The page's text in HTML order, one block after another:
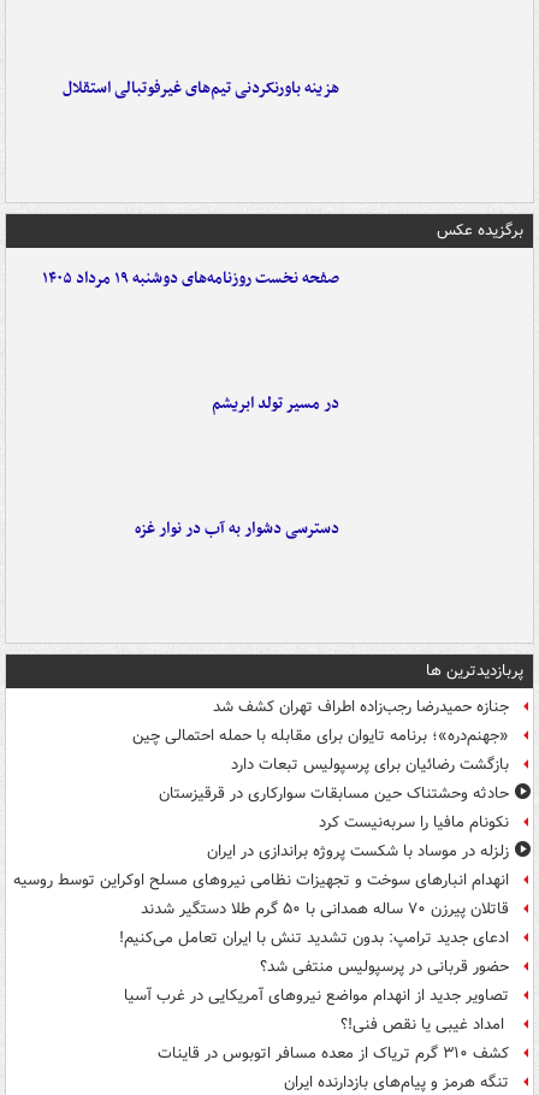
هزینه باورنکردنی تیم‌های غیرفوتبالی استقلال
برگزیده عکس
صفحه نخست روزنامه‌های دوشنبه ۱۹ مرداد ۱۴۰۵
در مسیر تولد ابریشم
دسترسی دشوار به آب در نوار غزه
پربازدیدترین ها
جنازه حمیدرضا رجب‌زاده اطراف تهران کشف شد
«جهنم‌دره»؛ برنامه تایوان برای مقابله با حمله احتمالی چین
بازگشت رضائیان برای پرسپولیس تبعات دارد
حادثه وحشتناک حین مسابقات سوارکاری در قرقیزستان
نکونام مافیا را سربه‌نیست کرد
زلزله در موساد با شکست پروژه براندازی در ایران
انهدام انبارهای سوخت و تجهیزات نظامی نیروهای مسلح اوکراین توسط روسیه
قاتلان پیرزن ۷۰ ساله همدانی با ۵۰ گرم طلا دستگیر شدند
ادعای جدید ترامپ: بدون تشدید تنش با ایران تعامل می‌کنیم!
حضور قربانی در پرسپولیس منتفی شد؟
تصاویر جدید از انهدام مواضع نیروهای آمریکایی در غرب آسیا
امداد غیبی یا نقص فنی!؟
کشف ۳۱۰ گرم تریاک از معده مسافر اتوبوس در قاینات
تنگه هرمز و پیام‌های بازدارنده ایران